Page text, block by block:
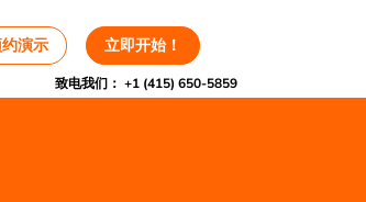
演示 立即开始！
致电我们： +1 (415) 650-5859